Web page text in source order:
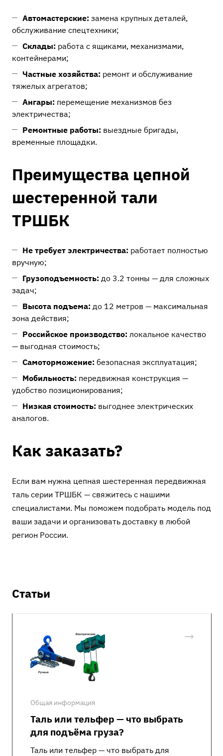
Автомастерские: замена крупных деталей,
обслуживание спецтехники;
Склады: работа с ящиками, механизмами,
контейнерами;
Частные хозяйства: ремонт и обслуживание
тяжелых агрегатов;
Ангары: перемещение механизмов без
электричества;
Ремонтные работы: выездные бригады,
временные площадки.
Преимущества цепной
шестеренной тали
ТРШБК
Не требует электричества: работает полностью
вручную;
Грузоподъемность: до 3.2 тонны — для сложных
задач;
Высота подъема: до 12 метров — максимальная
зона действия;
Российское производство: локальное качество
— выгодная стоимость;
Самоторможение: безопасная эксплуатация;
Мобильность: передвижная конструкция —
удобство позиционирования;
Низкая стоимость: выгоднее электрических
аналогов.
Как заказать?
Если вам нужна цепная шестеренная передвижная
таль серии ТРШБК — свяжитесь с нашими
специалистами. Мы поможем подобрать модель под
ваши задачи и организовать доставку в любой
регион России.
Статьи
Общая информация
Таль или тельфер — что выбрать
для подъёма груза?
Таль или тельфер — что выбрать для